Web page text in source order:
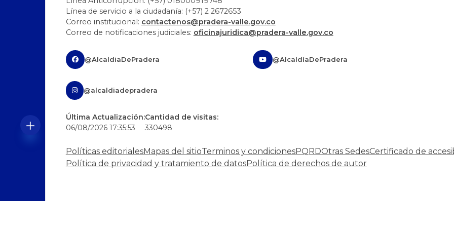
Línea de servicio a la ciudadanía: (+57) 2 2672653
Correo institucional: contactenos@pradera-valle.gov.co
Correo de notificaciones judiciales: oficinajuridica@pradera-valle.gov.co
@AlcaldiaDePradera @AlcaldíaDePradera
@alcaldiadepradera
Última Actualización:
06/08/2026 17:35:53
Cantidad de visitas:
330498
Políticas editorialesMapas del sitioTerminos y condicionesPQRDOtras SedesCertificado de
Política de privacidad y tratamiento de datosPolítica de derechos de autor